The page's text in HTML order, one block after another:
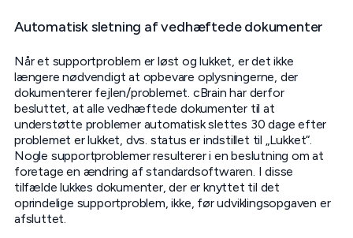
Automatisk sletning af vedhæftede dokumenter
Når et supportproblem er løst og lukket, er det ikke
længere nødvendigt at opbevare oplysningerne, der
dokumenterer fejlen/problemet. cBrain har derfor
besluttet, at alle vedhæftede dokumenter til at
understøtte problemer automatisk slettes 30 dage efter
problemet er lukket, dvs. status er indstillet til „Lukket“.
Nogle supportproblemer resulterer i en beslutning om at
foretage en ændring af standardsoftwaren. I disse
tilfælde lukkes dokumenter, der er knyttet til det
oprindelige supportproblem, ikke, før udviklingsopgaven er
afsluttet.